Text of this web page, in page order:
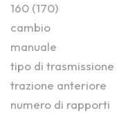
160 (170)
cambio
manuale
tipo di trasmissione
trazione anteriore
numero di rapporti